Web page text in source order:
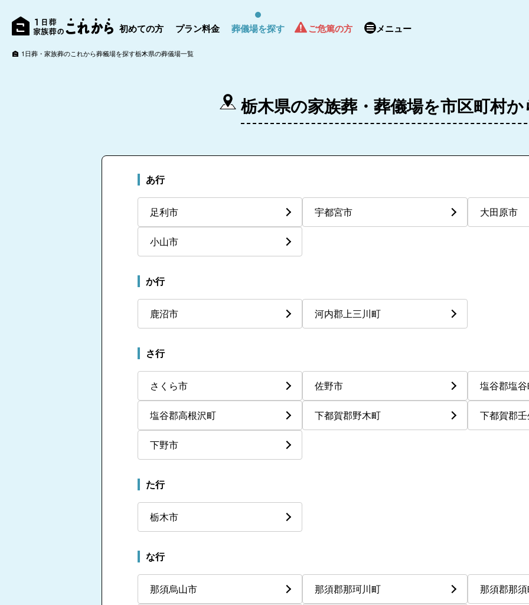
初めての方 プラン料金 葬儀場を探す ご危篤の方 メニュー
1日葬・家族葬のこれから葬儀場を探す栃木県の葬儀場一覧
栃木県の家族葬・葬儀場を市区町村
あ行
足利市 宇都宮市 大田原市
小山市
か行
鹿沼市 河内郡上三川町
さ行
さくら市 佐野市 塩谷郡塩
塩谷郡高根沢町 下都賀郡野木町 下都賀郡
下野市
た行
栃木市
な行
那須烏山市 那須郡那珂川町 那須郡那